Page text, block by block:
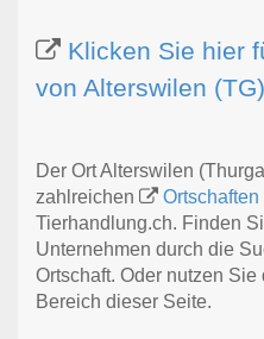
Klicken Sie hier
von Alterswilen (TG)
Der Ort Alterswilen
zahlreichen
Ortschaften
Tierhandlung.ch. Finden
Unternehmen durch die
Ortschaft. Oder nutzen
Bereich dieser Seite.